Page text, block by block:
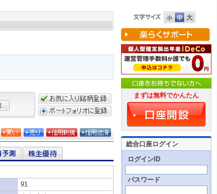
まずは無料でかんたん
総合口座ログイン
ログインID
パスワード